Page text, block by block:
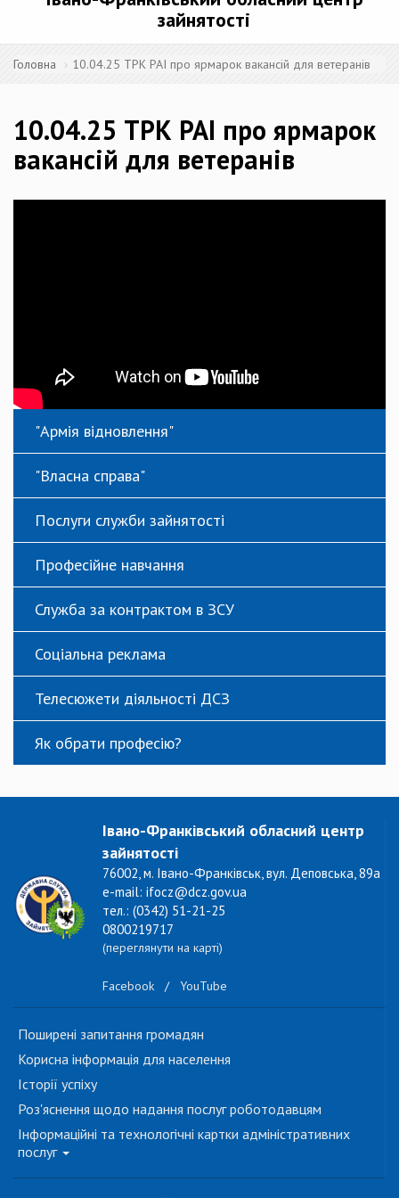
зайнятості
Головна 10.04.25 ТРК РАІ про ярмарок вакансій для ветеранів
10.04.25 ТРК РАІ про ярмарок
вакансій для ветеранів
"Армія відновлення"
"Власна справа"
Послуги служби зайнятості
Професійне навчання
Служба за контрактом в ЗСУ
Соціальна реклама
Телесюжети діяльності ДСЗ
Як обрати професію?
Івано-Франківський обласний центр
зайнятості
76002, м. Івано-Франківськ, вул. Деповська, 89а
e-mail: ifocz@dcz.gov.ua
тел.: (0342) 51-21-25
0800219717
(переглянути на карті)
Facebook / YouTube
Поширені запитання громадян
Корисна інформація для населення
Історії успіху
Роз'яснення щодо надання послуг роботодавцям
Інформаційні та технологічні картки адміністративних
послуг